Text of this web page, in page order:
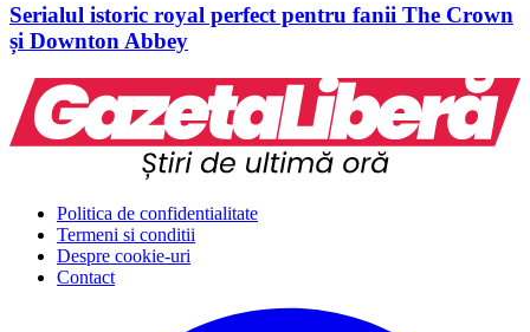
Serialul istoric royal perfect pentru fanii The Crown
și Downton Abbey
Politica de confidentialitate
Termeni si conditii
Despre cookie-uri
Contact